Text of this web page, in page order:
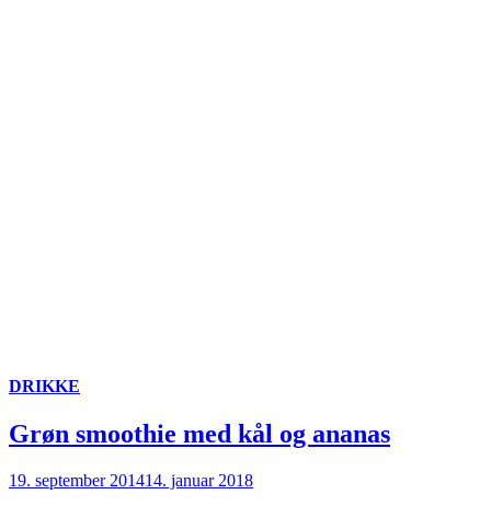
DRIKKE
Grøn smoothie med kål og ananas
19. september 201414. januar 2018